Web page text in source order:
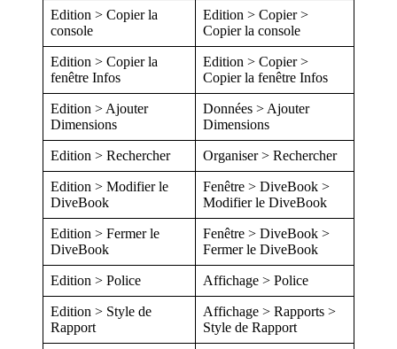
Edition > Copier la
console
Edition > Copier >
Copier la console
Edition > Copier la
fenêtre Infos
Edition > Copier >
Copier la fenêtre Infos
Edition > Ajouter
Dimensions
Données > Ajouter
Dimensions
Edition > Rechercher Organiser > Rechercher
Edition > Modifier le
DiveBook
Fenêtre > DiveBook >
Modifier le DiveBook
Edition > Fermer le
DiveBook
Fenêtre > DiveBook >
Fermer le DiveBook
Edition > Police Affichage > Police
Edition > Style de
Rapport
Affichage > Rapports >
Style de Rapport